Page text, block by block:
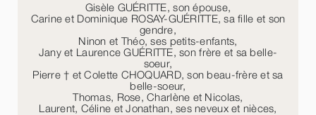
Gisèle GUÉRITTE, son épouse,
Carine et Dominique ROSAY-GUÉRITTE, sa fille et son
gendre,
Ninon et Théo, ses petits-enfants,
Jany et Laurence GUÉRITTE, son frère et sa belle-
soeur,
Pierre † et Colette CHOQUARD, son beau-frère et sa
belle-soeur,
Thomas, Rose, Charlène et Nicolas,
Laurent, Céline et Jonathan, ses neveux et nièces,